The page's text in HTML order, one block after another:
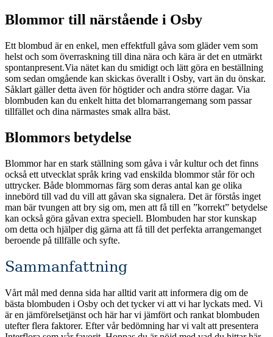
Blommor till närstående i Osby
Ett blombud är en enkel, men effektfull gåva som gläder vem som
helst och som överraskning till dina nära och kära är det en utmärkt
spontanpresent.Via nätet kan du smidigt och lätt göra en beställning
som sedan omgående kan skickas överallt i Osby, vart än du önskar.
Såklart gäller detta även för högtider och andra större dagar. Via
blombuden kan du enkelt hitta det blomarrangemang som passar
tillfället och dina närmastes smak allra bäst.
Blommors betydelse
Blommor har en stark ställning som gåva i vår kultur och det finns
också ett utvecklat språk kring vad enskilda blommor står för och
uttrycker. Både blommornas färg som deras antal kan ge olika
innebörd till vad du vill att gåvan ska signalera. Det är förstås inget
man bär tvungen att bry sig om, men att få till en ”korrekt” betydelse
kan också göra gåvan extra speciell. Blombuden har stor kunskap
om detta och hjälper dig gärna att få till det perfekta arrangemanget
beroende på tillfälle och syfte.
Sammanfattning
Vårt mål med denna sida har alltid varit att informera dig om de
bästa blombuden i Osby och det tycker vi att vi har lyckats med. Vi
är en jämförelsetjänst och här har vi jämfört och rankat blombuden
utefter flera faktorer. Efter vår bedömning har vi valt att presentera